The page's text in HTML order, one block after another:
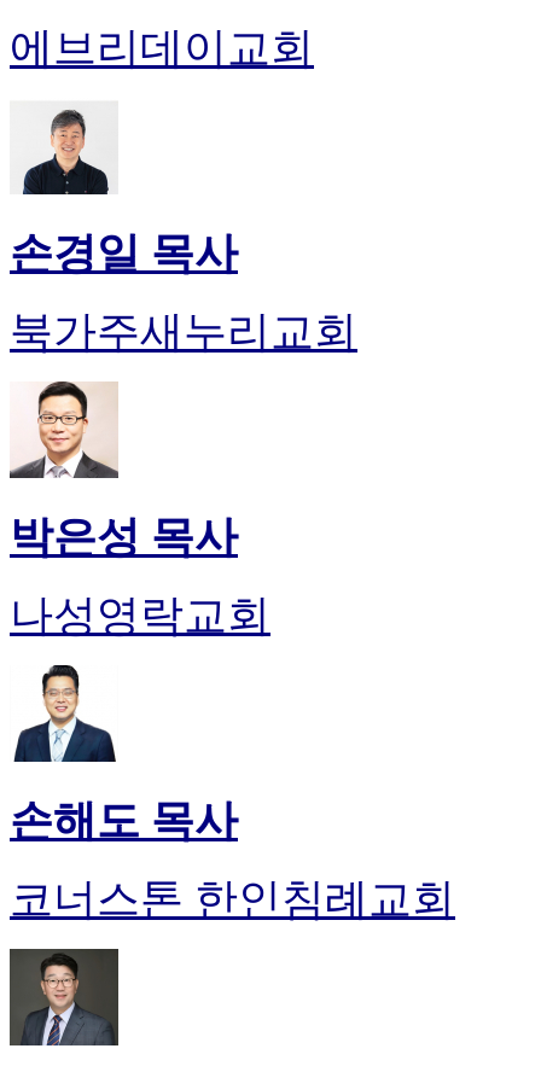
에브리데이교회
손경일 목사
북가주새누리교회
박은성 목사
나성영락교회
손해도 목사
코너스톤 한인침례교회